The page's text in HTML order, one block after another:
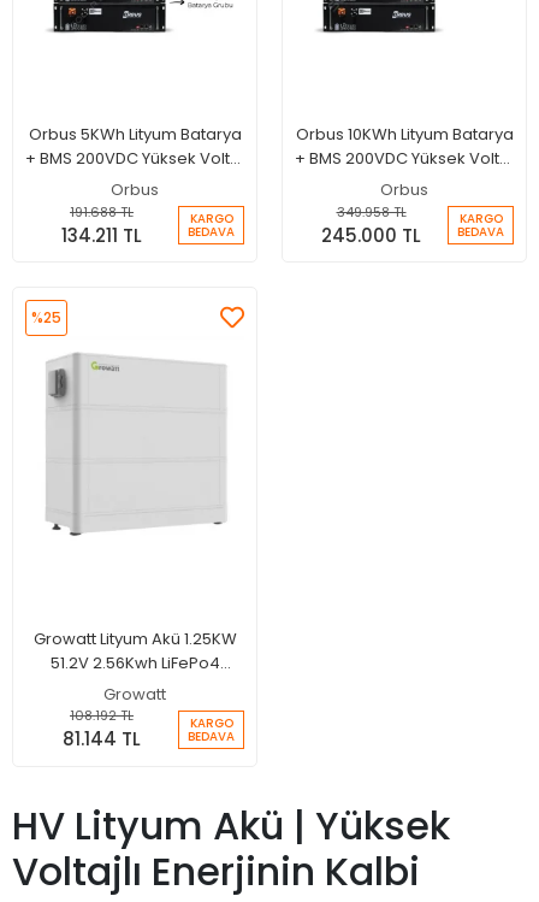
Orbus 5KWh Lityum Batarya
+ BMS 200VDC Yüksek Voltaj
Paket
Orbus
191.688 TL
134.211 TL
KARGO
BEDAVA
Orbus 10KWh Lityum Batarya
+ BMS 200VDC Yüksek Voltaj
Paket
Orbus
349.958 TL
245.000 TL
KARGO
BEDAVA
Growatt Lityum Akü 1.25KW
51.2V 2.56Kwh LiFePo4
Batarya Akü
Growatt
%25
108.192 TL
81.144 TL
KARGO
BEDAVA
HV Lityum Akü | Yüksek
Voltajlı Enerjinin Kalbi